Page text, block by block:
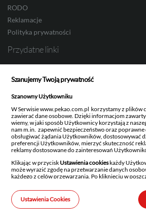
RON
ILS
RODO
Reklamacje
Polityka prywatności
Przydatne linki
Obligacje Skarbowe
Pekao Investment Banking
Ustawienia newslettera
Bank Polska Kasa Opieki Spółka Akcyjna z siedzibą w
Warszawa, wpisany do rejestru przedsiębiorców w
Warszawy w Warszawie, XIII Wydział Gospodarczy
KRS: 0000014843, NIP: 526-00-06-841, REGON:
IBAN 1240.
© 2026 Bank Polska Kasa Opieki Spółka
Szanujemy Twoją prywatność
Szanowny Użytkowniku
W Serwisie www.pekao.com.pl korzystamy z plików
zawierać dane osobowe. Dzięki informacjom
wiemy, w jaki sposób Użytkownicy korzystają z
nam m.in. zapewnić bezpieczeństwo oraz poprawne
obsługiwać żądania Użytkowników, dostosowywać
preferencji Użytkowników, mierzyć skuteczność
reklamy dostosowane do zainteresowań
Klikając w przycisk Ustawienia cookieskażdy
może wyrazić zgodę na przetwarzanie danych
każdego z celów przewarzania. Po kliknięciu w
przetwarzania oraz stosowanych technologii.
Szanujemy również prawo każdego Użytkownika do
w jego urządzeniach końcowych mogą być
Ustawienia Cookies